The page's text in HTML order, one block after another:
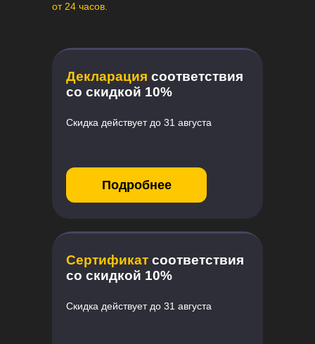
от 24 часов.
Сертификат соответствия
со скидкой 10%
Скидка действует до 31 августа
Декларация соответствия
со скидкой 10%
Скидка действует до 31 августа
Подробнее